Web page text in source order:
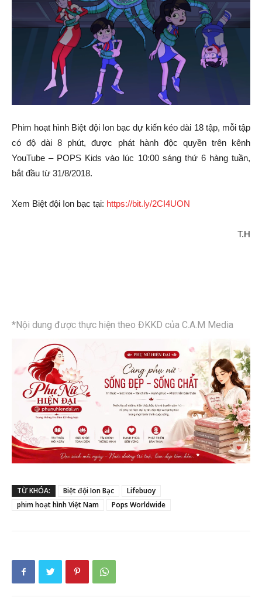
Phim hoạt hình Biệt đội Ion bạc dự kiến kéo dài 18 tập, mỗi tập
có độ dài 8 phút, được phát hành độc quyền trên kênh
YouTube – POPS Kids vào lúc 10:00 sáng thứ 6 hàng tuần,
bắt đầu từ 31/8/2018.
Xem Biệt đội Ion bạc tại: https://bit.ly/2CI4UON
T.H
*Nội dung được thực hiện theo ĐKKD của C.A.M Media
TỪ KHÓA: Biệt đội Ion Bạc
Lifebuoy
phim hoạt hình Việt Nam
Pops Worldwide